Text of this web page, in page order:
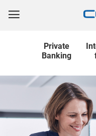
Private
Banking